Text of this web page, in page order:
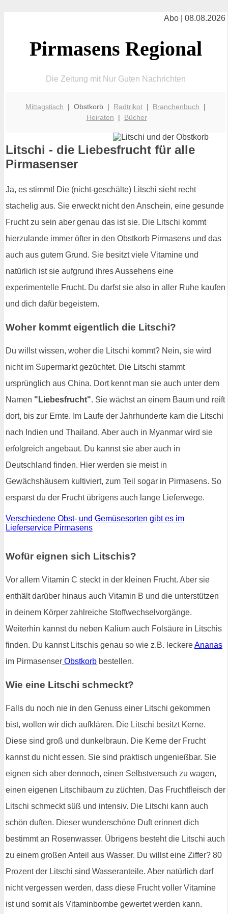
Abo | 08.08.2026
Pirmasens Regional
Die Zeitung mit Nur Guten Nachrichten
Mittagstisch | Obstkorb | Radtrikot | Branchenbuch |
Heiraten | Bücher
Litschi - die Liebesfrucht für alle
Pirmasenser
Ja, es stimmt! Die (nicht-geschälte) Litschi sieht recht
stachelig aus. Sie erweckt nicht den Anschein, eine gesunde
Frucht zu sein aber genau das ist sie. Die Litschi kommt
hierzulande immer öfter in den Obstkorb Pirmasens und das
auch aus gutem Grund. Sie besitzt viele Vitamine und
natürlich ist sie aufgrund ihres Aussehens eine
experimentelle Frucht. Du darfst sie also in aller Ruhe kaufen
und dich dafür begeistern.
Woher kommt eigentlich die Litschi?
Du willst wissen, woher die Litschi kommt? Nein, sie wird
nicht im Supermarkt gezüchtet. Die Litschi stammt
ursprünglich aus China. Dort kennt man sie auch unter dem
Namen "Liebesfrucht". Sie wächst an einem Baum und reift
dort, bis zur Ernte. Im Laufe der Jahrhunderte kam die Litschi
nach Indien und Thailand. Aber auch in Myanmar wird sie
erfolgreich angebaut. Du kannst sie aber auch in
Deutschland finden. Hier werden sie meist in
Gewächshäusern kultiviert, zum Teil sogar in Pirmasens. So
ersparst du der Frucht übrigens auch lange Lieferwege.
Verschiedene Obst- und Gemüsesorten gibt es im
Lieferservice Pirmasens
Wofür eignen sich Litschis?
Vor allem Vitamin C steckt in der kleinen Frucht. Aber sie
enthält darüber hinaus auch Vitamin B und die unterstützen
in deinem Körper zahlreiche Stoffwechselvorgänge.
Weiterhin kannst du neben Kalium auch Folsäure in Litschis
finden. Du kannst Litschis genau so wie z.B. leckereAnanas
im Pirmasenser Obstkorb bestellen.
Wie eine Litschi schmeckt?
Falls du noch nie in den Genuss einer Litschi gekommen
bist, wollen wir dich aufklären. Die Litschi besitzt Kerne.
Diese sind groß und dunkelbraun. Die Kerne der Frucht
kannst du nicht essen. Sie sind praktisch ungenießbar. Sie
eignen sich aber dennoch, einen Selbstversuch zu wagen,
einen eigenen Litschibaum zu züchten. Das Fruchtfleisch der
Litschi schmeckt süß und intensiv. Die Litschi kann auch
schön duften. Dieser wunderschöne Duft erinnert dich
bestimmt an Rosenwasser. Übrigens besteht die Litschi auch
zu einem großen Anteil aus Wasser. Du willst eine Ziffer? 80
Prozent der Litschi sind Wasseranteile. Aber natürlich darf
nicht vergessen werden, dass diese Frucht voller Vitamine
ist und somit als Vitaminbombe gewertet werden kann.